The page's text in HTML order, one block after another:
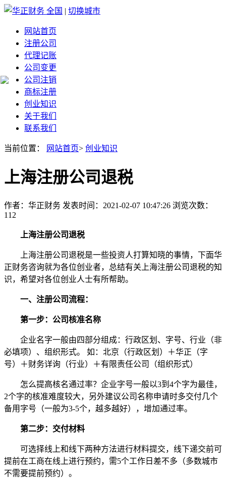
全国 | 切换城市
网站首页
注册公司
代理记账
公司变更
公司注销
商标注册
创业知识
关于我们
联系我们
当前位置： 网站首页> 创业知识
上海注册公司退税
作者：华正财务 发表时间：2021-02-07 10:47:26 浏览次数：
112
上海注册公司退税
上海注册公司退税是一些投资人打算知晓的事情，下面华
正财务咨询就为各位创业者，总结有关上海注册公司退税的知
识，希望对各位创业人士有所帮助。
一、注册公司流程：
第一步：公司核准名称
企业名字一般由四部分组成：行政区划、字号、行业（非
必填项）、组织形式。 如：北京（行政区划）＋华正（字
号）＋财务详询（行业）＋有限责任公司（组织形式）
怎么提高核名通过率？企业字号一般以3到4个字为最佳，
2个字的核准难度较大，另外建议公司名称申请时多交付几个
备用字号（一般为3-5个，越多越好），增加通过率。
第二步：交付材料
可选择线上和线下两种方法进行材料提交，线下递交前可
提前在工商在线上进行预约，需5个工作日差不多（多数城市
不需要提前预约）。